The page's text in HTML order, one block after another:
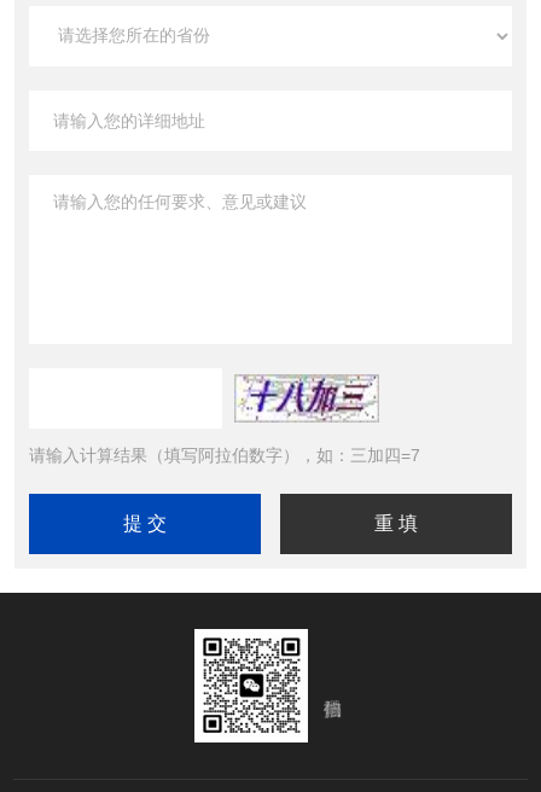
请输入计算结果（填写阿拉伯数字），如：三加四=7